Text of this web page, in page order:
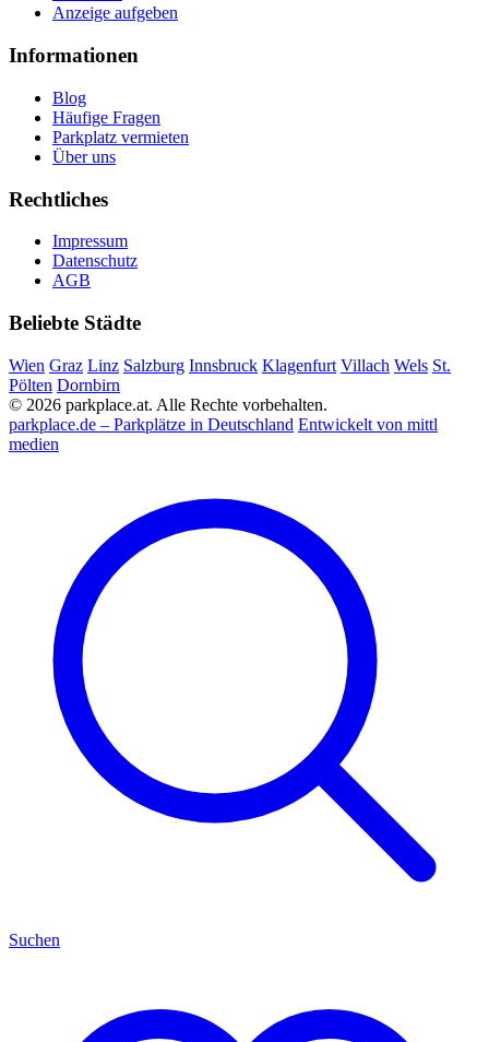
Anzeige aufgeben
Informationen
Blog
Häufige Fragen
Parkplatz vermieten
Über uns
Rechtliches
Impressum
Datenschutz
AGB
Beliebte Städte
Wien Graz Linz Salzburg Innsbruck Klagenfurt Villach Wels St.
Pölten Dornbirn
© 2026 parkplace.at. Alle Rechte vorbehalten.
parkplace.de – Parkplätze in Deutschland Entwickelt von mittl
medien
Suchen